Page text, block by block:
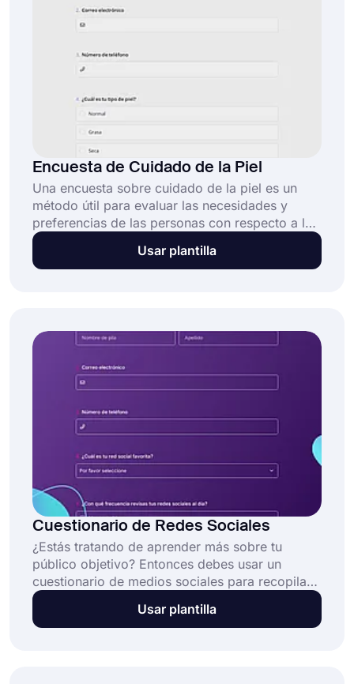
Encuesta de Cuidado de la Piel
Una encuesta sobre cuidado de la piel es un
método útil para evaluar las necesidades y
preferencias de las personas con respecto a la
rutina y los productos de cuidado de la piel. Los
dermatólogos, esteticistas y empresas de
la piel de una persona. Y lo mejor es que no
tienes que preocuparte por la complejidad de
forms.app, ¡puedes crear tu propia encuesta en
solo unos segundos!
Usar plantilla
Cuestionario de Redes Sociales
¿Estás tratando de aprender más sobre tu
público objetivo? Entonces debes usar un
cuestionario de medios sociales para recopilar
datos sobre cómo las personas usan las redes
sociales. Puedes comenzar a aprender sobre
Usar plantilla